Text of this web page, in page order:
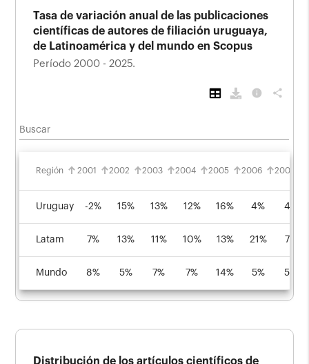
Tasa de variación anual de las publicaciones
científicas de autores de filiación uruguaya,
de Latinoamérica y del mundo en Scopus
Período 2000 - 2025.
info share
Buscar
Región 2001 2002 2003 2004 2005 2006 2007
Uruguay -2% 15% 13% 12% 16% 4% 4%
Latam 7% 13% 11% 10% 13% 21% 7%
Mundo 8% 5% 7% 7% 14% 5% 5%
Distribución de los artículos científicos de